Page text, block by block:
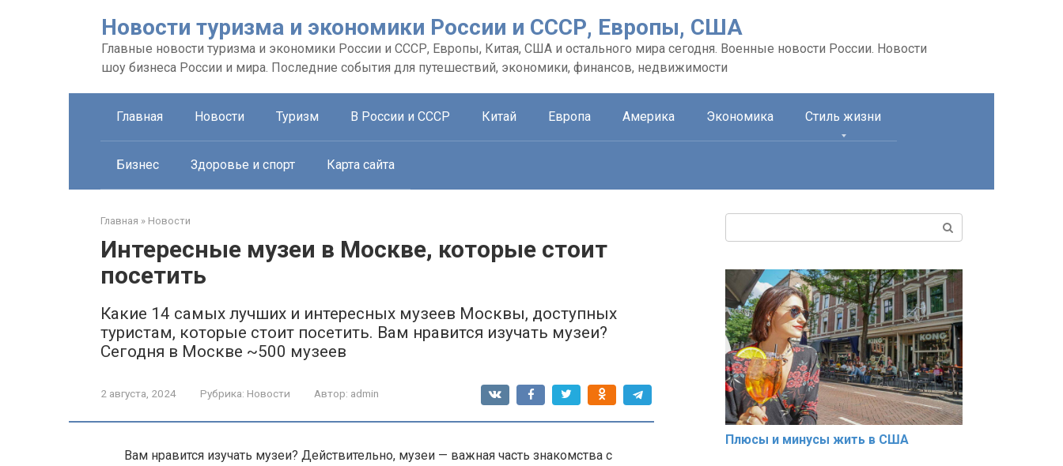
Новости туризма и экономики России и СССР, Европы, США
Главные новости туризма и экономики России и СССР, Европы, Китая, США и остального мира сегодня. Военные новости России. Новости
шоу бизнеса России и мира. Последние события для путешествий, экономики, финансов, недвижимости
Главная Новости Туризм В России и СССР Китай Европа Америка Экономика Стиль жизни
Бизнес Здоровье и спорт Карта сайта
Главная » Новости
Интересные музеи в Москве, которые стоит
посетить
Какие 14 самых лучших и интересных музеев Москвы, доступных
туристам, которые стоит посетить. Вам нравится изучать музеи?
Сегодня в Москве ~500 музеев
2 августа, 2024 Рубрика: Новости Автор: admin
Вам нравится изучать музеи? Действительно, музеи — важная часть знакомства с
Плюсы и минусы жить в США